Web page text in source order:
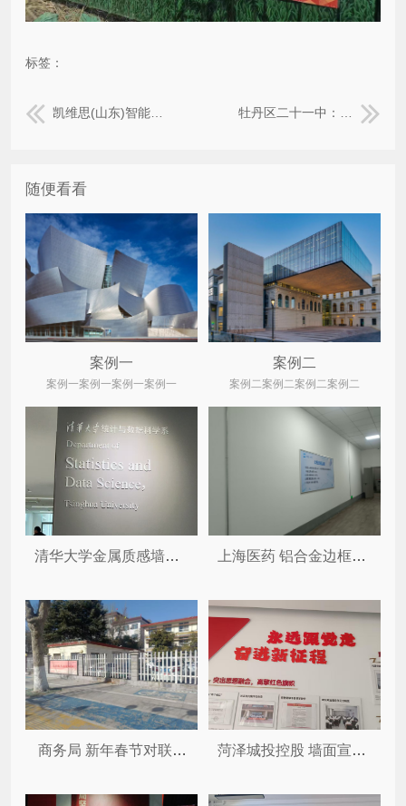
标签：
凯维思(山东)智能制造科技有限公司：户外写真PVC板+不锈钢+方管立柱 牡丹区二十一中：校园文化宣传墙（墙绘）
随便看看
案例一
案例一案例一案例一案例一
案例二
案例二案例二案例二案例二
清华大学金属质感墙体装饰字 ... 上海医药 铝合金边框制度牌
商务局 新年春节对联和大红灯... 菏泽城投控股 墙面宣传标语